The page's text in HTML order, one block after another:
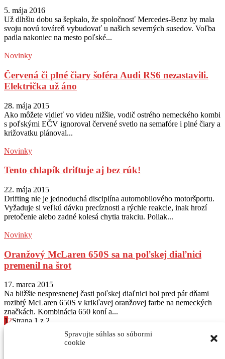
Spravujte súhlas so súbormi
cookie
5. mája 2016
Už dlhšiu dobu sa šepkalo, že spoločnosť Mercedes-Benz by mala
svoju novú továreň vybudovať u našich severných susedov. Voľba
padla nakoniec na mesto poľské...
Novinky
Červená či plné čiary šoféra Audi RS6 nezastavili.
Električka už áno
28. mája 2015
Ako môžete vidieť vo videu nižšie, vodič ostrého nemeckého kombi
s poľskými EČV ignoroval červené svetlo na semafóre i plné čiary a
križovatku plánoval...
Novinky
Tento chlapík driftuje aj bez rúk!
22. mája 2015
Drifting nie je jednoduchá disciplína automobilového motoršportu.
Vyžaduje si veľkú dávku precíznosti a rýchle reakcie, inak hrozí
pretočenie alebo zadné kolesá chytia trakciu. Poliak...
Novinky
Oranžový McLaren 650S sa na poľskej diaľnici
premenil na šrot
17. marca 2015
Na bližšie nespresnenej časti poľskej diaľnici bol pred pár dňami
rozibtý McLaren 650S v krikľavej oranžovej farbe na nemeckých
značkách. Kombinácia 650 koní a...
12Strana 1 z 2
Sledujte nás na Instagram